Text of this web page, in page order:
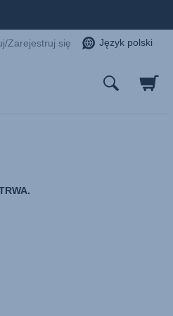
Zarejestruj się Język polski